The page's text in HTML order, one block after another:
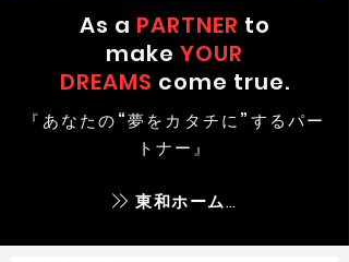
As a PARTNER to
make YOUR
DREAMS come true.
『あなたの“夢をカタチに”するパー
トナー』
東和ホームとは